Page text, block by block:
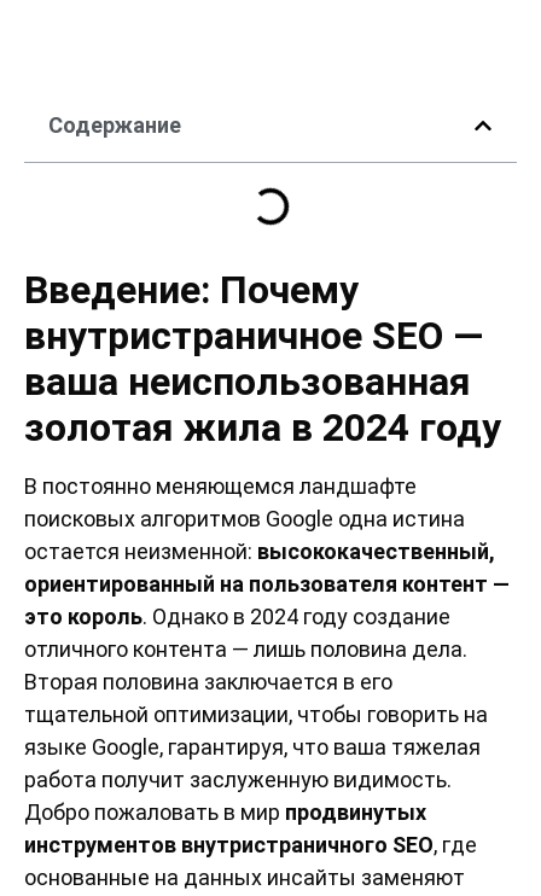
Введение: Почему
внутристраничное SEO —
ваша неиспользованная
золотая жила в 2024 году
В постоянно меняющемся ландшафте
поисковых алгоритмов Google одна истина
остается неизменной: высококачественный,
ориентированный на пользователя контент —
это король. Однако в 2024 году создание
отличного контента — лишь половина дела.
Вторая половина заключается в его
тщательной оптимизации, чтобы говорить на
языке Google, гарантируя, что ваша тяжелая
работа получит заслуженную видимость.
Добро пожаловать в мир продвинутых
инструментов внутристраничного SEO, где
основанные на данных инсайты заменяют
Содержание